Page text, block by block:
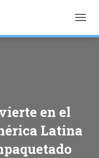
en el
Latina